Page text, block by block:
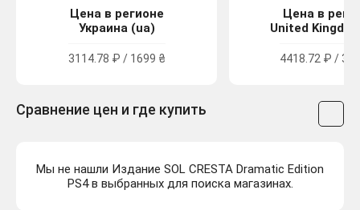
Цена в регионе
Украина (ua)
3114.78 ₽ / 1699 ₴
Цена в
United
4418.72 ₽ /
Сравнение цен и где купить
Мы не нашли Издание SOL CRESTA Dramatic Edition
PS4 в выбранных для поиска магазинах.